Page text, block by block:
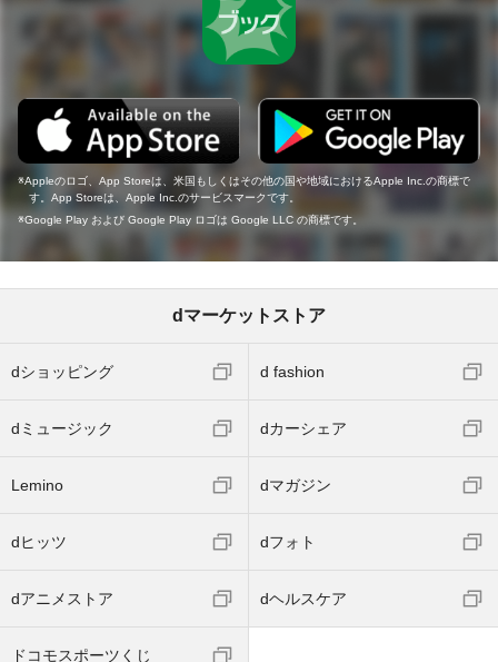
Appleのロゴ、App Storeは、米国もしくはその他の国や地域におけるApple Inc.の商標で
す。App Storeは、Apple Inc.のサービスマークです。
Google Play および Google Play ロゴは Google LLC の商標です。
dマーケットストア
dショッピング d fashion
dミュージック dカーシェア
Lemino dマガジン
dヒッツ dフォト
dアニメストア dヘルスケア
ドコモスポーツくじ